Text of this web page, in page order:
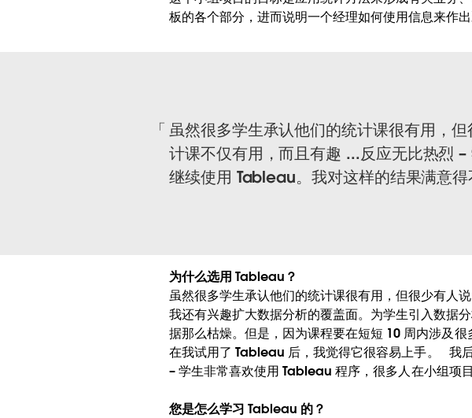
板的各个部分，进而说明一个经理如何使用信息来作出
虽然很多学生承认他们的统计课很有用，
计课不仅有用，而且有趣 ...反应无比热烈
继续使用 Tableau。我对这样的结果满意得
为什么选用 Tableau？
虽然很多学生承认他们的统计课很有用，但很少有人
我还有兴趣扩大数据分析的覆盖面。为学生引入数据
据那么枯燥。但是，因为课程要在短短 10 周内涉及
在我试用了 Tableau 后，我觉得它很容易上手。 我
– 学生非常喜欢使用 Tableau 程序，很多人在小组项
您是怎么学习 Tableau 的？